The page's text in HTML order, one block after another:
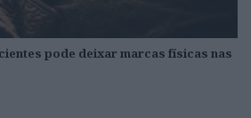
pode deixar marcas físicas nas